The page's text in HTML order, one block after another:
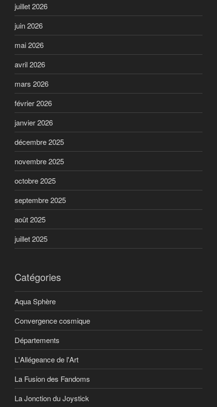
juillet 2026
juin 2026
mai 2026
avril 2026
mars 2026
février 2026
janvier 2026
décembre 2025
novembre 2025
octobre 2025
septembre 2025
août 2025
juillet 2025
Catégories
Aqua Sphère
Convergence cosmique
Départements
L'Allégeance de l'Art
La Fusion des Fandoms
La Jonction du Joystick